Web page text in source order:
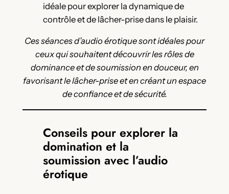
idéale pour explorer la dynamique de
contrôle et de lâcher-prise dans le plaisir.
Ces séances d’audio érotique sont idéales pour
ceux qui souhaitent découvrir les rôles de
dominance et de soumission en douceur, en
favorisant le lâcher-prise et en créant un espace
de confiance et de sécurité.
Conseils pour explorer la
domination et la
soumission avec l’audio
érotique